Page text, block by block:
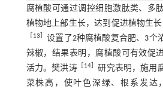
腐植酸可通过调控细胞激肽类、多
植物地上部生长，达到促进植物生
13 ］设置了2种腐植酸复合肥、3个
辣椒，结果表明，腐植酸可有效促
活力。樊洪涛［ 14］研究表明，施用
菜株高，使叶色深绿、根系发达